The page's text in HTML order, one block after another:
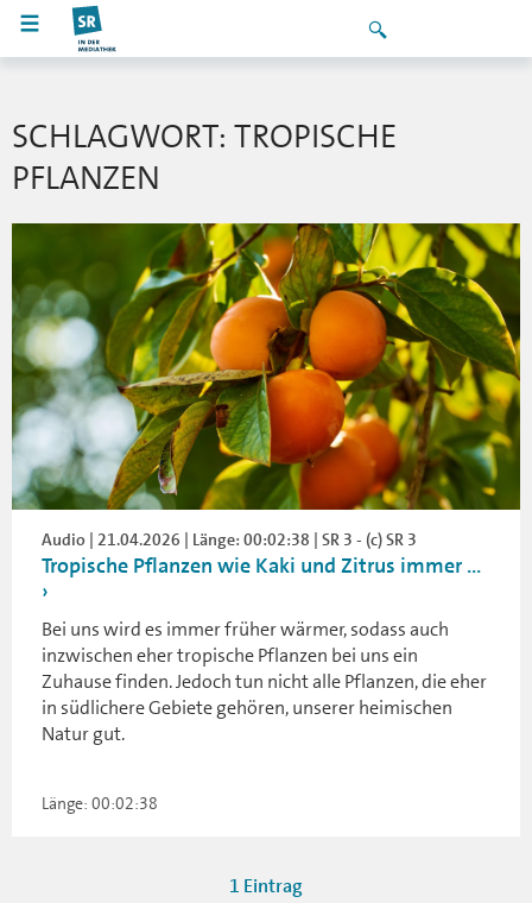
SCHLAGWORT: TROPISCHE
PFLANZEN
Audio | 21.04.2026 | Länge: 00:02:38 | SR 3 - (c) SR 3
Tropische Pflanzen wie Kaki und Zitrus immer ...
Bei uns wird es immer früher wärmer, sodass auch
inzwischen eher tropische Pflanzen bei uns ein
Zuhause finden. Jedoch tun nicht alle Pflanzen, die eher
in südlichere Gebiete gehören, unserer heimischen
Natur gut.
Länge: 00:02:38
1 Eintrag